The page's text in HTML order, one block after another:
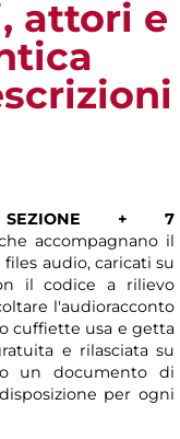
attori e
SEZIONE + 7
accompagnano il
audio, caricati su
il codice a rilievo
l'audioracconto
cuffiette usa e getta
e rilasciata su
un documento di
per ogni